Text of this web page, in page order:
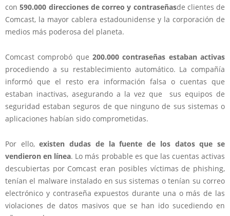
con590.000 direcciones de correo y contraseñasde clientes de
Comcast, la mayor cablera estadounidense y la corporación de
medios más poderosa del planeta.
Comcast comprobó que 200.000 contraseñas estaban activas
procediendo a su restablecimiento automático. La compañía
informó que el resto era información falsa o cuentas que
estaban inactivas, asegurando a la vez que sus equipos de
seguridad estaban seguros de que ninguno de sus sistemas o
aplicaciones habían sido comprometidas.
Por ello,existen dudas de la fuente de los datos que se
vendieron en línea. Lo más probable es que las cuentas activas
descubiertas por Comcast eran posibles víctimas de phishing,
tenían el malware instalado en sus sistemas o tenían su correo
electrónico y contraseña expuestos durante una o más de las
violaciones de datos masivos que se han ido sucediendo en